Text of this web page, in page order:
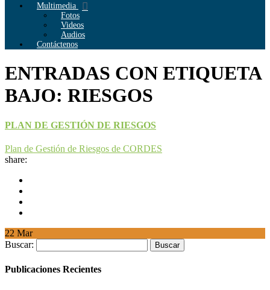
Multimedia
Fotos
Videos
Audios
Contáctenos
ENTRADAS CON ETIQUETA
BAJO: RIESGOS
PLAN DE GESTIÓN DE RIESGOS
Plan de Gestión de Riesgos de CORDES
share:
22 Mar
Buscar:
Publicaciones Recientes